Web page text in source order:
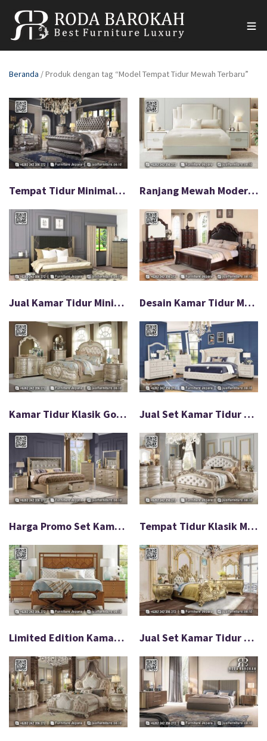
Beranda / Produk dengan tag “Model Tempat Tidur Mewah Terbaru”
Tempat Tidur Minimalis Modern Bahan Premium FS-576 Ranjang Mewah Modern Desain Eropa Elegan Jepara FS-575
Jual Kamar Tidur Minimalis Modern Desain Eksklusif FS-574 Desain Kamar Tidur Mewah Jati Jepara Eksklusif FS-573
Kamar Tidur Klasik Gold Jepara, Nyaman & Elegan FS-560 Jual Set Kamar Tidur Klasik Mewah Harga Terbaik FS-559
Harga Promo Set Kamar Tidur Mewah Desain Elegan FS-558 Tempat Tidur Klasik Mewah Warna Ivory Elegan FS-548
Limited Edition Kamar Tidur Kayu Jati Desain Modern FS-547 Jual Set Kamar Tidur Ukir Mewah Desain Eropa FS-546